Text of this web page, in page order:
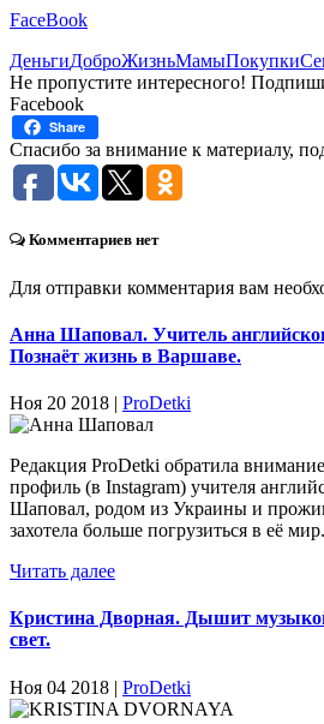
FaceBook
ДеньгиДоброЖизньМамыПокупки
Не пропустите интересного!
Facebook
Share
Спасибо за внимание к материалу,
Комментариев нет
Для отправки комментария вам
Анна Шаповал. Учитель
Познаёт жизнь в Варшаве.
Ноя 20 2018 | ProDetki
Редакция ProDetki обратила
профиль (в Instagram) учителя
Шаповал, родом из Украины и
захотела больше погрузиться в её мир.
Читать далее
Кристина Дворная. Дышит музыкой
свет.
Ноя 04 2018 | ProDetki